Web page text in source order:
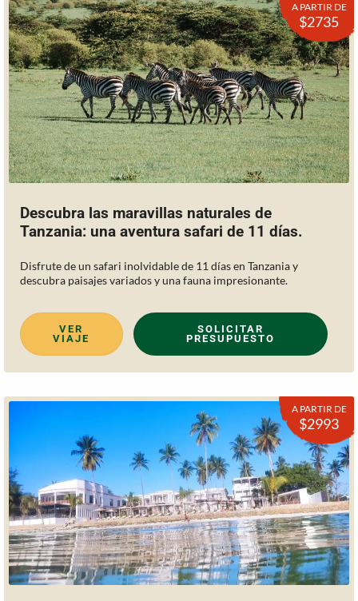
A PARTIR DE
$2735
Descubra las maravillas naturales de
Tanzania: una aventura safari de 11 días.
Disfrute de un safari inolvidable de 11 días en Tanzania y
descubra paisajes variados y una fauna impresionante.
VER
VIAJE
SOLICITAR
PRESUPUESTO
A PARTIR DE
$2993